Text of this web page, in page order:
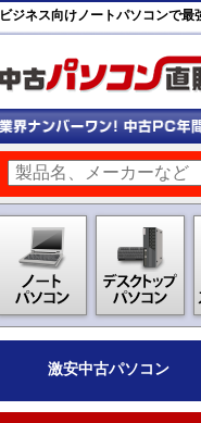
ビジネス向けノートパソコンで
激安中古パソコン